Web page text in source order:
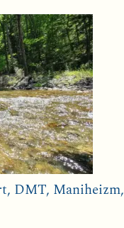
DMT, Maniheizm,